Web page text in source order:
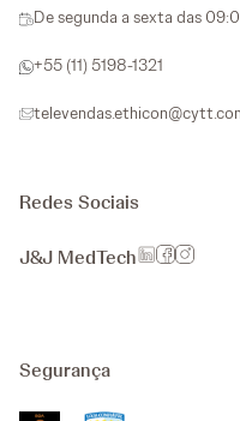
De segunda a sexta das
+55 (11) 5198-1321
Redes Sociais
J&J MedTech
Segurança